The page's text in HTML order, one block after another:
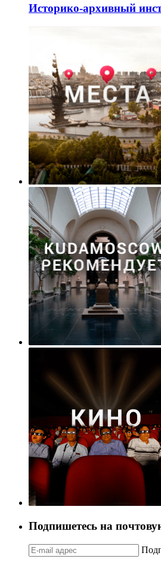
Историко-архивный
Подпишетесь на